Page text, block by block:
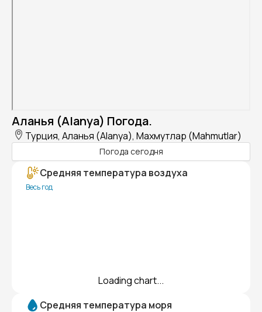
Аланья (Alanya) Погода.
Турция, Аланья (Alanya), Махмутлар (Mahmutlar)
Погода сегодня
Средняя температура воздуха
Весь год
Loading chart...
Средняя температура моря